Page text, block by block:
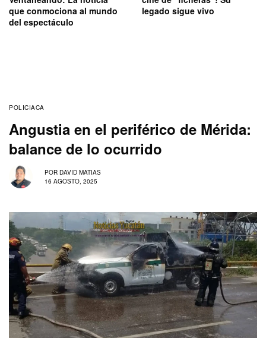
que conmociona al mundo
del espectáculo
legado sigue vivo
POLICIACA
Angustia en el periférico de Mérida:
balance de lo ocurrido
POR DAVID MATIAS
16 AGOSTO, 2025